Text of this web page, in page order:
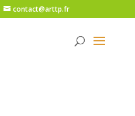
contact@arttp.fr